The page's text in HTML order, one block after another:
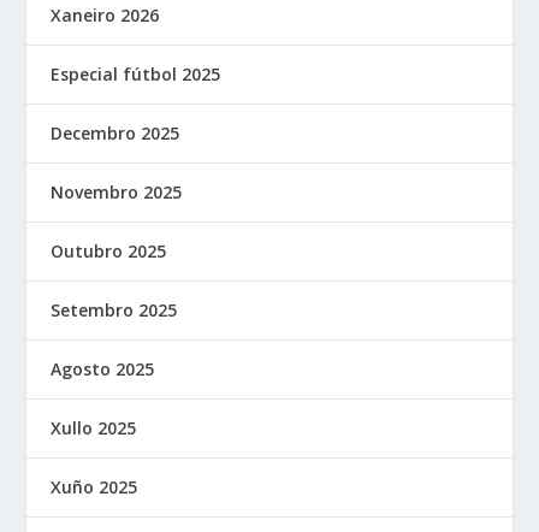
Xaneiro 2026
Especial fútbol 2025
Decembro 2025
Novembro 2025
Outubro 2025
Setembro 2025
Agosto 2025
Xullo 2025
Xuño 2025